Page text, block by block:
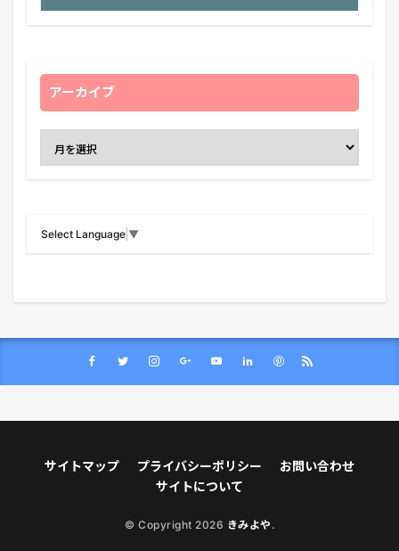
アーカイブ
Select Language ▼
サイトマップ プライバシーポリシー
お問い合わせ
サイトについて
© Copyright 2026 きみよや .